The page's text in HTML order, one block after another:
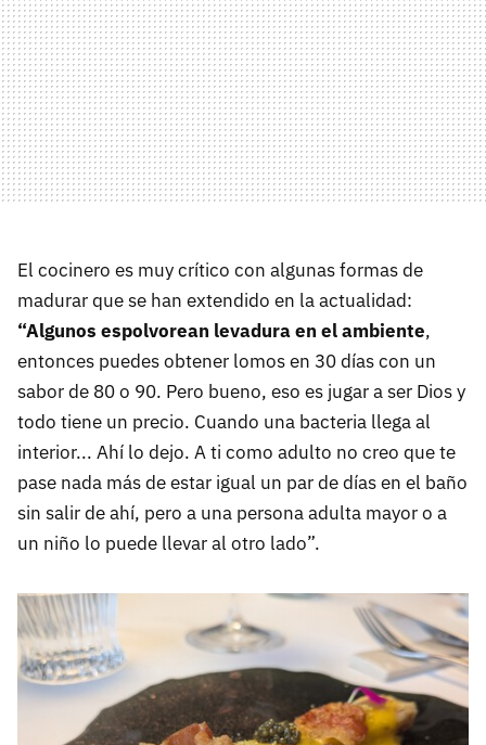
El cocinero es muy crítico con algunas formas de
madurar que se han extendido en la actualidad:
“Algunos espolvorean levadura en el ambiente,
entonces puedes obtener lomos en 30 días con un
sabor de 80 o 90. Pero bueno, eso es jugar a ser Dios y
todo tiene un precio. Cuando una bacteria llega al
interior... Ahí lo dejo. A ti como adulto no creo que te
pase nada más de estar igual un par de días en el baño
sin salir de ahí, pero a una persona adulta mayor o a
un niño lo puede llevar al otro lado”.